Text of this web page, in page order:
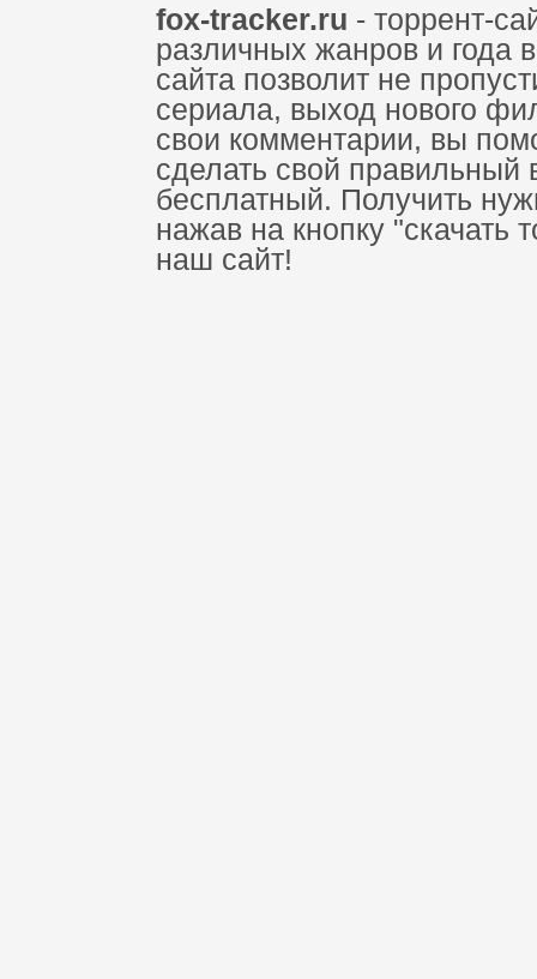
fox-tracker.ru - торрент-
различных жанров и года
сайта позволит не
сериала, выход нового
свои комментарии, вы
сделать свой
бесплатный. Получить
нажав на кнопку "скачать
наш сайт!